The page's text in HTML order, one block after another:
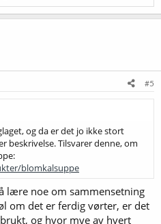
#5
og da er det jo ikke stort
beskrivelse. Tilsvarer denne, om
blomkalsuppe
lære noe om sammensetning
om det er ferdig vørter, er det
og hvor mye av hvert